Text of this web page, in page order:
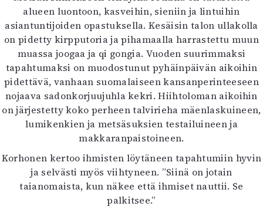
alueen luontoon, kasveihin, sieniin ja lintuihin
asiantuntijoiden opastuksella. Kesäisin talon ullakolla
on pidetty kirpputoria ja pihamaalla harrastettu muun
muassa joogaa ja qi gongia. Vuoden suurimmaksi
tapahtumaksi on muodostunut pyhäinpäivän aikoihin
pidettävä, vanhaan suomalaiseen kansanperinteeseen
nojaava sadonkorjuujuhla kekri. Hiihtoloman aikoihin
on järjestetty koko perheen talvirieha mäenlaskuineen,
lumikenkien ja metsäsuksien testailuineen ja
makkaranpaistoineen.
Korhonen kertoo ihmisten löytäneen tapahtumiin hyvin
ja selvästi myös viihtyneen. ”Siinä on jotain
taianomaista, kun näkee että ihmiset nauttii. Se
palkitsee.”